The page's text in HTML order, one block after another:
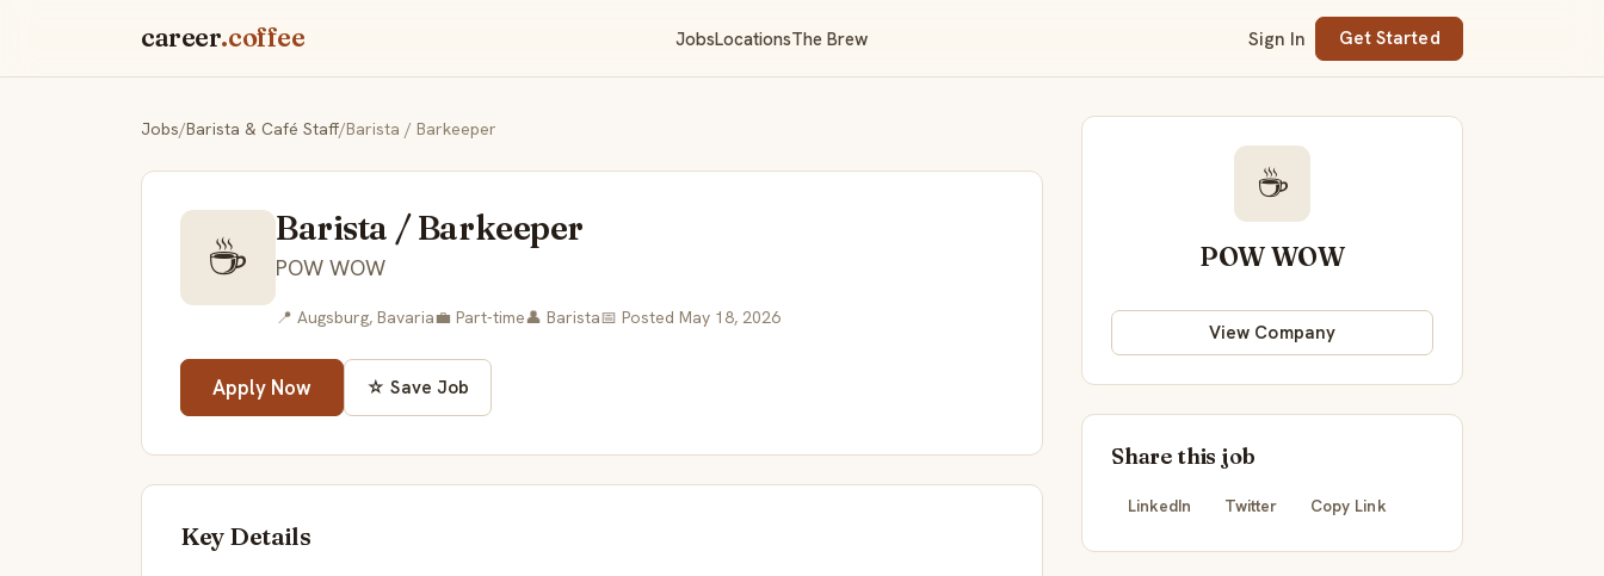
career.coffee JobsLocationsThe Brew Sign In Get Started
Jobs/Barista & Café Staff/Barista / Barkeeper
☕ Barista / Barkeeper
POW WOW
📍 Augsburg, Bavaria💼 Part-time👤 Barista📅 Posted May 18, 2026
Apply Now ☆ Save Job
Key Details
☕
POW WOW
View Company
Share this job
LinkedIn Twitter Copy Link